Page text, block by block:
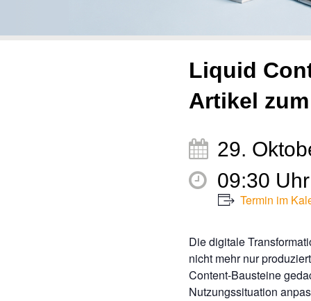
Liquid
Artikel
29.
09:30
Termin im
Die digitale
nicht mehr nur
Content-Bausteine
Nutzungssituation